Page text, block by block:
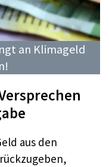
an Klimageld
aus den